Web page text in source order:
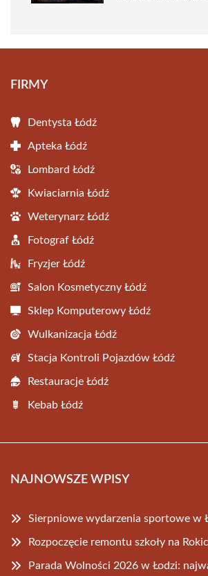
FIRMY
Dentysta Łódź
Apteka Łódź
Lombard Łódź
Kwiaciarnia Łódź
Weterynarz Łódź
Fotograf Łódź
Fryzjer Łódź
Salon Kosmetyczny Łódź
Sklep Komputerowy Łódź
Wulkanizacja Łódź
Stacja Kontroli Pojazdów Łódź
Restauracje Łódź
Kebab Łódź
NAJNOWSZE WPISY
Sierpniowe wydarzenia sportowe w
Rozpoczęcie remontu szkoły na
Parada Wolności 2026 w Łodzi: